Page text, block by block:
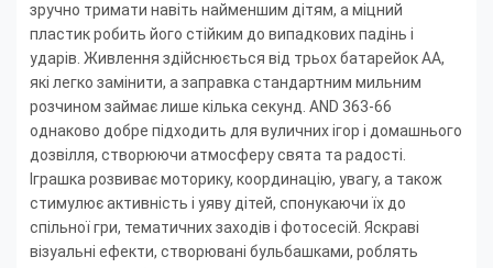
зручно тримати навіть найменшим дітям, а міцний
пластик робить його стійким до випадкових падінь і
ударів. Живлення здійснюється від трьох батарейок AA,
які легко замінити, а заправка стандартним мильним
розчином займає лише кілька секунд. AND 363-66
однаково добре підходить для вуличних ігор і домашнього
дозвілля, створюючи атмосферу свята та радості.
Іграшка розвиває моторику, координацію, увагу, а також
стимулює активність і уяву дітей, спонукаючи їх до
спільної гри, тематичних заходів і фотосесій. Яскраві
візуальні ефекти, створювані бульбашками, роблять